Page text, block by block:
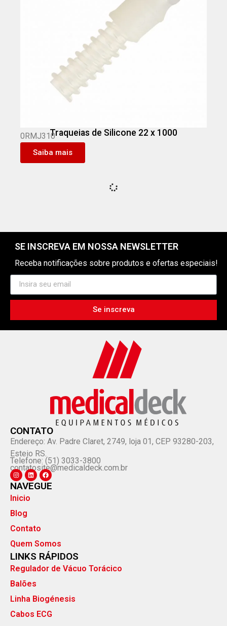
Traqueias de Silicone 22 x 1000
0RMJ310
Saiba mais
SE INSCREVA EM NOSSA NEWSLETTER
Receba notificações sobre produtos e ofertas especiais!
Se inscreva
CONTATO
Endereço: Av. Padre Claret, 2749, loja 01, CEP 93280-203,
Esteio RS.
Telefone: (51) 3033-3800
contatosite@medicaldeck.com.br
NAVEGUE
Inicio
Blog
Contato
Quem Somos
LINKS RÁPIDOS
Regulador de Vácuo Torácico
Balões
Linha Biogénesis
Cabos ECG